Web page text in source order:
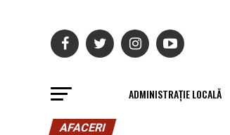
ADMINISTRAȚIE LOCALĂ
AFACERI